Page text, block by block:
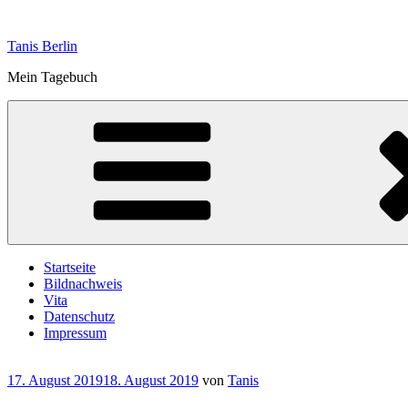
springen
Tanis Berlin
Mein Tagebuch
Startseite
Bildnachweis
Vita
Datenschutz
Impressum
Veröffentlicht
17. August 201918. August 2019 von Tanis